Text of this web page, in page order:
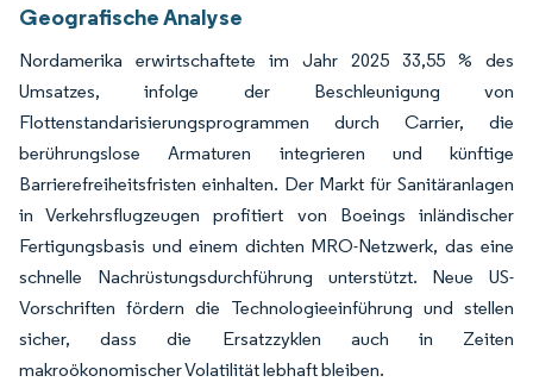
Geografische Analyse
Nordamerika erwirtschaftete im Jahr 2025 33,55 % des
Umsatzes, infolge der Beschleunigung von
Flottenstandarisierungsprogrammen durch Carrier, die
berührungslose Armaturen integrieren und künftige
Barrierefreiheitsfristen einhalten. Der Markt für Sanitäranlagen
in Verkehrsflugzeugen profitiert von Boeings inländischer
Fertigungsbasis und einem dichten MRO-Netzwerk, das eine
schnelle Nachrüstungsdurchführung unterstützt. Neue US-
Vorschriften fördern die Technologieeinführung und stellen
sicher, dass die Ersatzzyklen auch in Zeiten
makroökonomischer Volatilität lebhaft bleiben.